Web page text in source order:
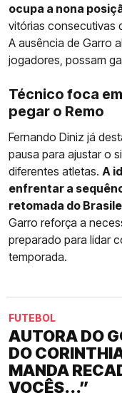
ocupa a nona
vitórias consecutivas
A ausência de Garro
jogadores, possam
Técnico foca
pegar o Remo
Fernando Diniz já
pausa para ajustar o
diferentes atletas. A
enfrentar a
retomada do
Garro reforça a
preparado para lidar
temporada.
FUTEBOL
AUTORA DO
DO
MANDA
VOCÊS...”